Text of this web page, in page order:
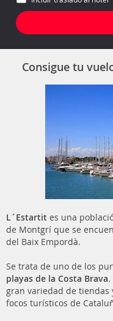
Consigue tu
L´Estartit es una
de Montgrí que se
del Baix Empordà.
Se trata de uno de los
playas de la Costa Brava
gran variedad de
focos turísticos de